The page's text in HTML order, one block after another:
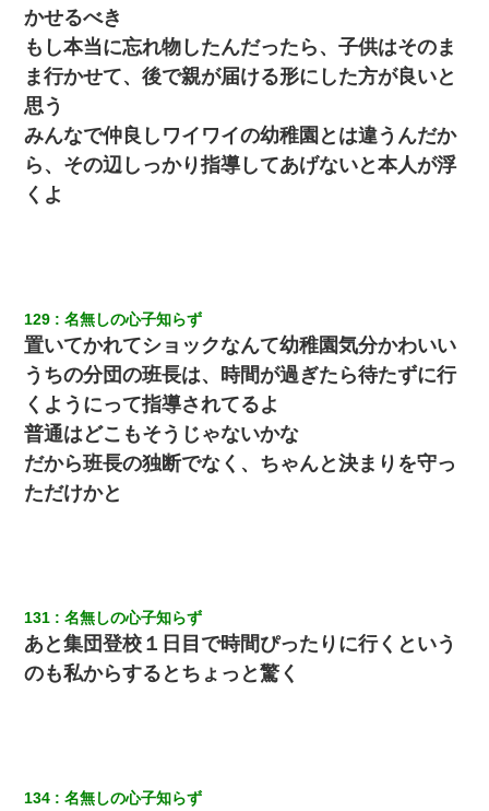
かせるべき
もし本当に忘れ物したんだったら、子供はそのま
ま行かせて、後で親が届ける形にした方が良いと
思う
みんなで仲良しワイワイの幼稚園とは違うんだか
ら、その辺しっかり指導してあげないと本人が浮
くよ
129 名無しの心子知らず
置いてかれてショックなんて幼稚園気分かわいい
うちの分団の班長は、時間が過ぎたら待たずに行
くようにって指導されてるよ
普通はどこもそうじゃないかな
だから班長の独断でなく、ちゃんと決まりを守っ
ただけかと
131 名無しの心子知らず
あと集団登校１日目で時間ぴったりに行くという
のも私からするとちょっと驚く
134 名無しの心子知らず